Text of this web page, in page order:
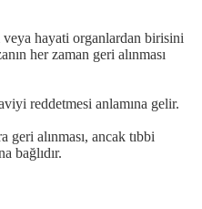
hayati organlardan birisini
her zaman geri alınması
reddetmesi anlamına gelir.
geri alınması, ancak tıbbi
bağlıdır.